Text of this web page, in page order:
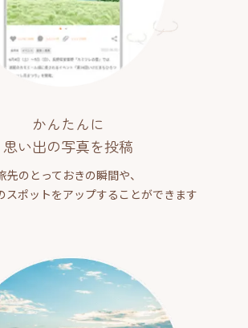
かんたんに
思い出の写真を投稿
先のとっておきの瞬間や、
スポットをアップすることができます